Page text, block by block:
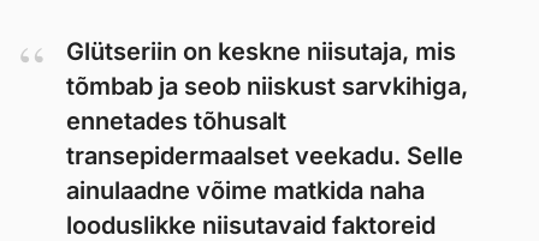
Glütseriin on keskne niisutaja, mis
tõmbab ja seob niiskust sarvkihiga,
ennetades tõhusalt
transepidermaalset veekadu. Selle
ainulaadne võime matkida naha
looduslikke niisutavaid faktoreid